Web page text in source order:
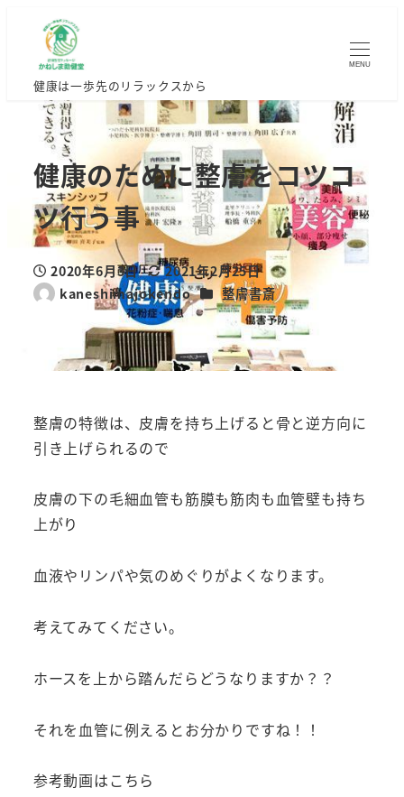
健康は一歩先のリラックスから
MENU
健康のために整膚をコツコ
ツ行う事
投稿日
2020年6月3日
更新日
2021年2月25日
著
kaneshimajokendo カテゴリー
整膚書斎
整膚の特徴は、皮膚を持ち上げると骨と逆方向に
引き上げられるので
皮膚の下の毛細血管も筋膜も筋肉も血管壁も持ち
上がり
血液やリンパや気のめぐりがよくなります。
考えてみてください。
ホースを上から踏んだらどうなりますか？？
それを血管に例えるとお分かりですね！！
参考動画はこちら